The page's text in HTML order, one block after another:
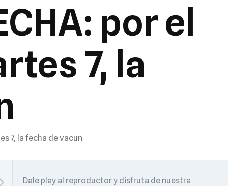
por el
7, la
7, la fecha de vacun
Dale play al reproductor y disfruta de nuestra